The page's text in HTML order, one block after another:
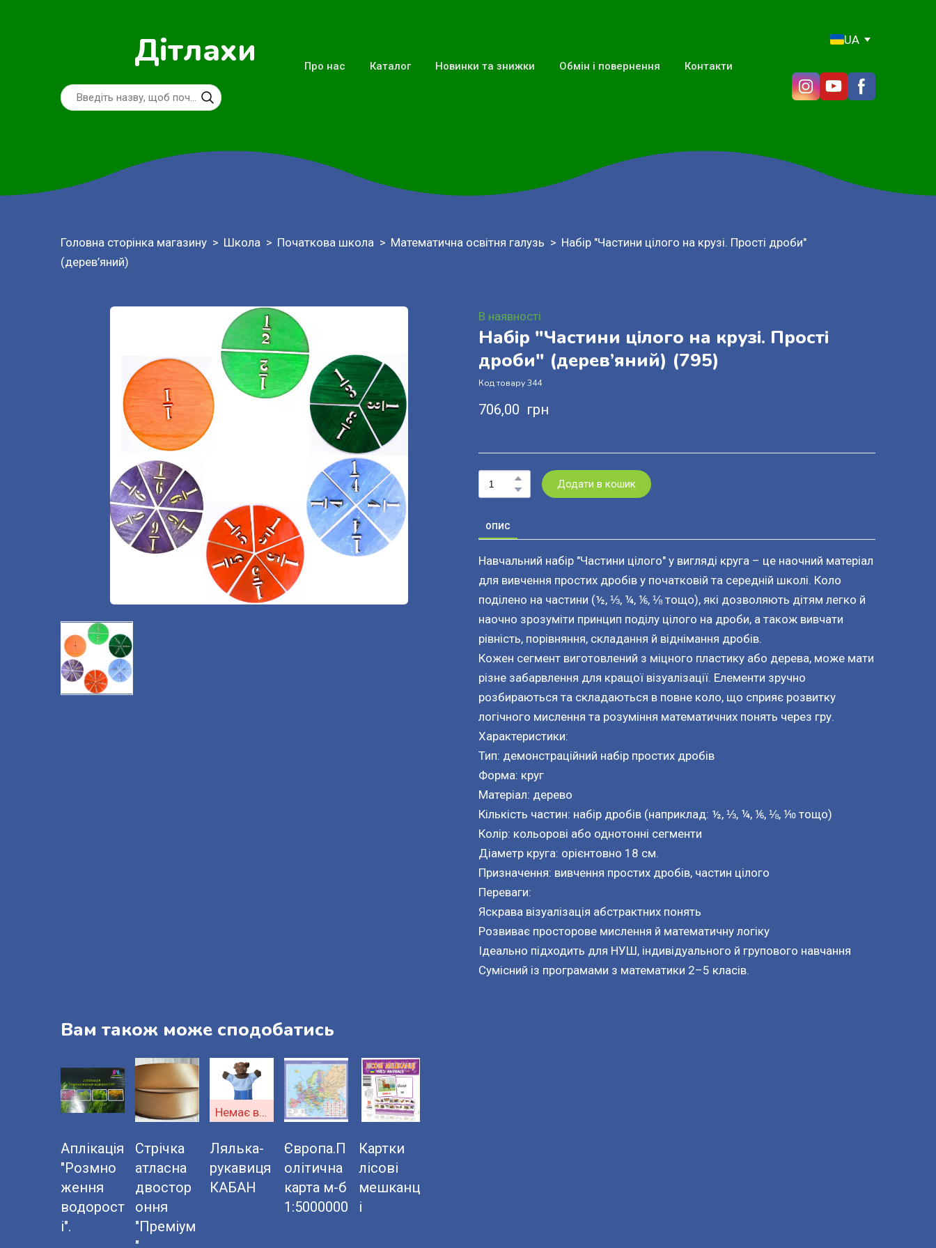
Дітлахи Про нас Каталог Новинки та знижки Обмін і повернення Контакти
UA
Головна сторінка магазину Школа Початкова школа Математична освітня галузь
Набір "Частини цілого на крузі. Прості дроби"
(дерев’яний)
В наявності
Набір "Частини цілого на крузі. Прості
дроби" (дерев’яний) (795)
Код товару 344
706,00  грн
Додати в кошик
ОПИС
Навчальний набір "Частини цілого" у вигляді круга – це наочний матеріал
для вивчення простих дробів у початковій та середній школі. Коло
поділено на частини (½, ⅓, ¼, ⅙, ⅛ тощо), які дозволяють дітям легко й
наочно зрозуміти принцип поділу цілого на дроби, а також вивчати
рівність, порівняння, складання й віднімання дробів.
Кожен сегмент виготовлений з міцного пластику або дерева, може мати
різне забарвлення для кращої візуалізації. Елементи зручно
розбираються та складаються в повне коло, що сприяє розвитку
логічного мислення та розуміння математичних понять через гру.
Характеристики:
Тип: демонстраційний набір простих дробів
Форма: круг
Матеріал: дерево
Кількість частин: набір дробів (наприклад: ½, ⅓, ¼, ⅙, ⅛, ⅒ тощо)
Колір: кольорові або однотонні сегменти
Діаметр круга: орієнтовно 18 см.
Призначення: вивчення простих дробів, частин цілого
Переваги:
Яскрава візуалізація абстрактних понять
Розвиває просторове мислення й математичну логіку
Ідеально підходить для НУШ, індивідуального й групового навчання
Сумісний із програмами з математики 2–5 класів.
Вам також може сподобатись
Аплікація
"Розмно
ження
водорост
і".
Стрічка
атласна
двостор
оння
"Преміум
Немає в наявності
Лялька-
рукавиця
КАБАН
Європа.П
олітична
карта м-б
1:5000000
Картки
лісові
мешканц
і